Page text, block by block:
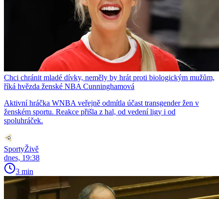
Chci chránit mladé dívky, neměly by hrát proti biologickým mužům,
říká hvězda ženské NBA Cunninghamová
Aktivní hráčka WNBA veřejně odmítla účast transgender žen v
ženském sportu. Reakce přišla z hal, od vedení ligy i od
spoluhráček.
SportyŽivě
dnes, 19:38
3 min